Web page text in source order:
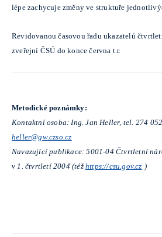
lépe zachycuje změny ve struktuře
Revidovanou časovou řadu ukazatelů
zveřejní ČSÚ do konce června t.r.
Metodické poznámky:
Kontaktní osoba: Ing. Jan Heller, tel. 274
heller@gw.czso.cz
Navazující publikace: 5001-04 Čtvrtletní
v 1. čtvrtletí 2004 (též https://csu.gov.cz )